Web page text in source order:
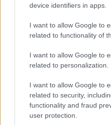
device identifiers in apps.
I want to allow Google to
related to functionality of
I want to allow Google to
related to personalization.
I want to allow Google to
related to security,
functionality and fraud
user protection.
ΠΕΡΙΣΣΟΤΕΡΑ ΒΙΝΤΕΟ
πρώτοι όλες τις ειδήσεις
ΔΙΑΒΑΣΤΕ ΠΕΡΙΣΣΟΤΕΡΑ